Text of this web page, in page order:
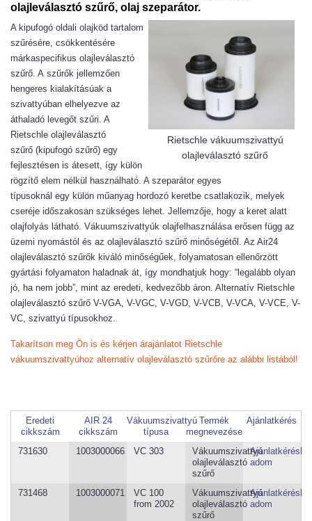
olajleválasztó szűrő, olaj szeparátor.
Rietschle vákuumszivattyú
olajleválasztó szűrő
A kipufogó oldali olajköd tartalom
szűrésére, csökkentésére
márkaspecifikus olajleválasztó
szűrő. A szűrők jellemzően
hengeres kialakításúak a
szivattyúban elhelyezve az
áthaladó levegőt szűri. A
Rietschle olajleválasztó
szűrő (kipufogó szűrő) egy
fejlesztésen is átesett, így külön
rögzítő elem nélkül használható. A szeparátor egyes
típusoknál egy külön műanyag hordozó keretbe csatlakozik, melyek
cseréje időszakosan szükséges lehet. Jellemzője, hogy a keret alatt
olajfolyás látható. Vákuumszivattyúk olajfelhasználása erősen függ az
üzemi nyomástól és az olajleválasztó szűrő minőségétől. Az Air24
olajleválasztó szűrők kiváló minőségűek, folyamatosan ellenőrzött
gyártási folyamaton haladnak át, így mondhatjuk hogy: “legalább olyan
jó, ha nem jobb”, mint az eredeti, kedvezőbb áron. Alternatív Rietschle
olajleválasztó szűrő V-VGA, V-VGC, V-VGD, V-VCB, V-VCA, V-VCE, V-
VC, szivattyú típusokhoz.
Takarítson meg Ön is és kérjen árajánlatot Rietschle
vákuumszivattyúhoz alternatív olajleválasztó szűrőre az alábbi listából!
Eredeti
cikkszám
AIR 24
cikkszám
Vákuumszivattyú
típusa
Termék
megnevezése
Ajánlatkérés
731630 1003000066 VC 303
Vákuumszivattyú
olajleválasztó
szűrő
adom
731468 1003000071
VC 100
from 2002
Vákuumszivattyú
olajleválasztó
szűrő
adom